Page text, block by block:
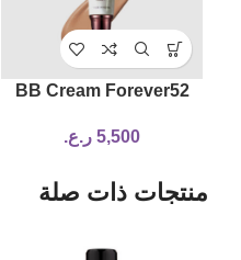
BB Cream Forever52
5,500 ر.ع.
منتجات ذات صلة